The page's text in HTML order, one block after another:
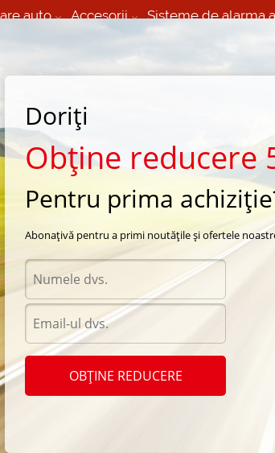
auto Accesorii Sisteme de alarma
Mobila 24/7 non
Nokian Nokian WR C Van 215/60 R17 107R
Doriți
Obține reducere
Pentru prima
Abonațivă pentru a primi noutățile și ofertele
OBȚINE REDUCERE